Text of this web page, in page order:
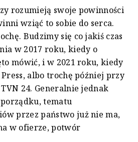
rozumieją swoje powinności
wziąć to sobie do serca.
Budzimy się co jakiś czas
w 2017 roku, kiedy o
mówić, i w 2021 roku, kiedy
albo trochę później przy
24. Generalnie jednak
tematu
przez państwo już nie ma,
w ofierze, potwór